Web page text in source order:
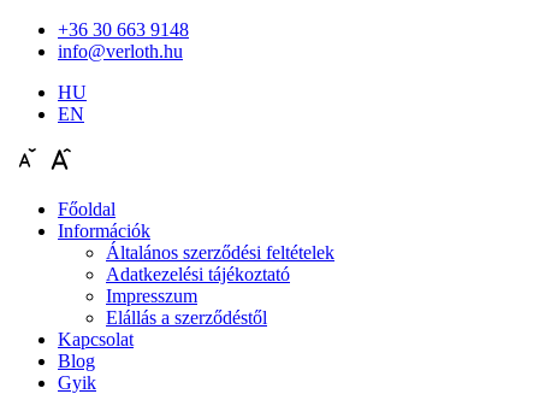
+36 30 663 9148
info@verloth.hu
HU
EN
Főoldal
Információk
Általános szerződési feltételek
Adatkezelési tájékoztató
Impresszum
Elállás a szerződéstől
Kapcsolat
Blog
Gyik